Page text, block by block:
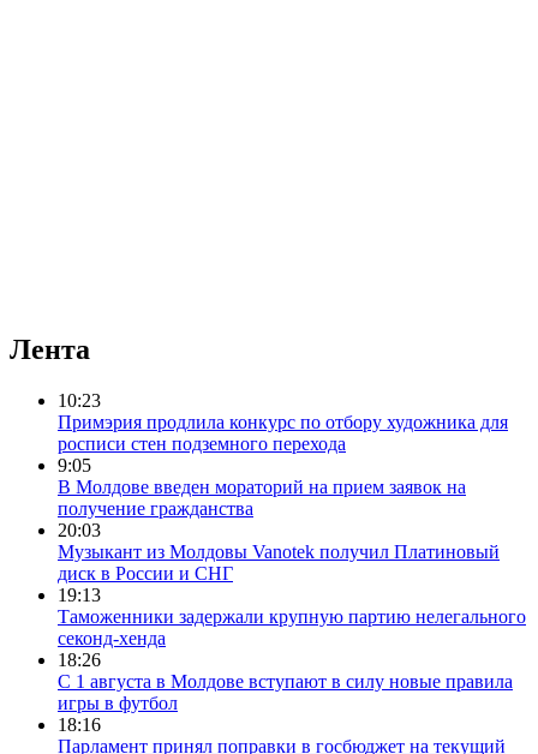
Лента
10:23
Примэрия продлила конкурс по отбору художника для
росписи стен подземного перехода
9:05
В Молдове введен мораторий на прием заявок на
получение гражданства
20:03
Музыкант из Молдовы Vanotek получил Платиновый
диск в России и СНГ
19:13
Таможенники задержали крупную партию нелегального
секонд-хенда
18:26
С 1 августа в Молдове вступают в силу новые правила
игры в футбол
18:16
Парламент принял поправки в госбюджет на текущий